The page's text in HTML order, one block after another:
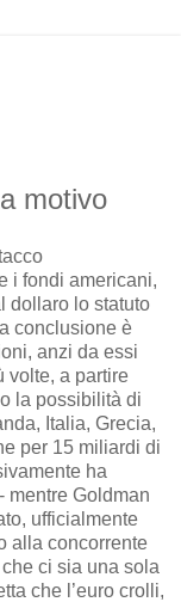
motivo
i fondi americani,
dollaro lo statuto
conclusione è
anzi da essi
volte, a partire
la possibilità di
Italia, Grecia,
per 15 miliardi di
ha
mentre Goldman
ufficialmente
alla concorrente
ci sia una sola
che l’euro crolli,